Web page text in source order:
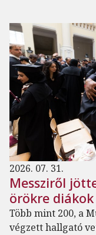
2026. 07. 31.
Messziről
örökre
Több mint 200, a
végzett hallgató